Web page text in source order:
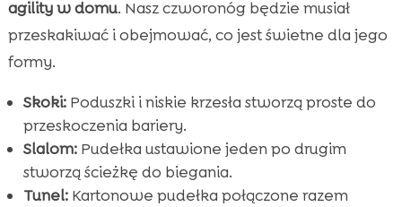
agility w domu. Nasz czworonóg będzie musiał
przeskakiwać i obejmować, co jest świetne dla jego
formy.
Skoki:Poduszki i niskie krzesła stworzą proste do
przeskoczenia bariery.
Slalom:Pudełka ustawione jeden po drugim
stworzą ścieżkę do biegania.
Tunel:Kartonowe pudełka połączone razem